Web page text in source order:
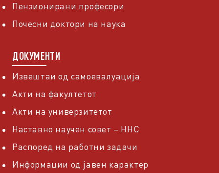
Пензионирани професори
Почесни доктори на наука
ДОКУМЕНТИ
Извештаи од самоевалуација
Акти на факултетот
Акти на универзитетот
Наставно научен совет – ННС
Распоред на работни задачи
Информации од јавен карактер